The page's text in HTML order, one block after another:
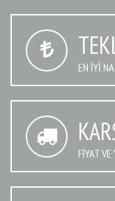
EN IYI
FIYAT